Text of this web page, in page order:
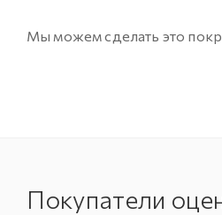
Мы можем сделать это
Покупатели